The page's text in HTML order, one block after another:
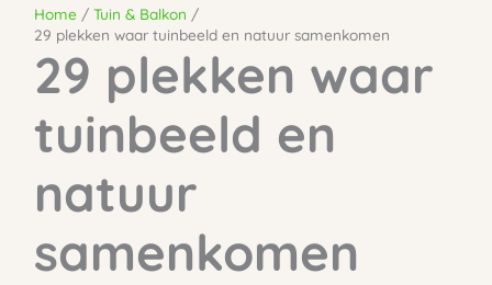
Home
Tuin & Balkon
29 plekken waar tuinbeeld en natuur samenkomen
29 plekken waar
tuinbeeld en
natuur
samenkomen